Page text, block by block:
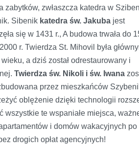
zwłaszcza katedra w
Sibenik katedra św. Jakuba jest
się w 1431 r., A budowa trwała do
r. Twierdza St. Mihovil była
a dziś został odrestaurowany i
Twierdza św. Nikoli i św. Iwana
przez mieszkańców
oblężenie dzięki technologii
te wspaniałe miejsca,
i domów wakacyjnych
drogich opłat agencyjnych!